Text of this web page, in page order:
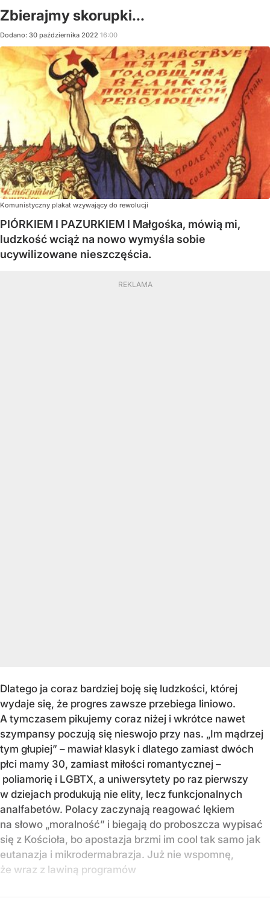
Zbierajmy skorupki...
Dodano: 30 października 2022 16:00
Komunistyczny plakat wzywający do rewolucji
PIÓRKIEM I PAZURKIEM I Małgośka, mówią mi,
ludzkość wciąż na nowo wymyśla sobie
ucywilizowane nieszczęścia.
Dlatego ja coraz bardziej boję się ludzkości, której
wydaje się, że progres zawsze przebiega liniowo.
A tymczasem pikujemy coraz niżej i wkrótce nawet
szympansy poczują się nieswojo przy nas. „Im mądrzej
tym głupiej” – mawiał klasyk i dlatego zamiast dwóch
płci mamy 30, zamiast miłości romantycznej –
poliamorię i LGBTX, a uniwersytety po raz pierwszy
w dziejach produkują nie elity, lecz funkcjonalnych
analfabetów. Polacy zaczynają reagować lękiem
na słowo „moralność” i biegają do proboszcza wypisać
się z Kościoła, bo apostazja brzmi im cool tak samo jak
eutanazja i mikrodermabrazja. Już nie wspomnę,
że wraz z lawiną programów